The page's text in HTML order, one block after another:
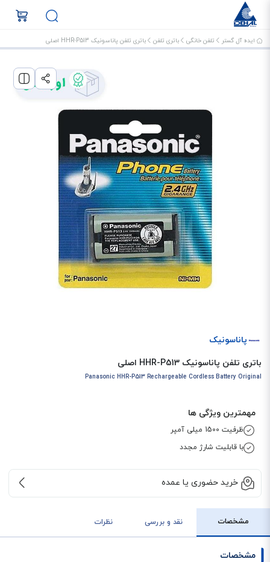
ایده آل گستر تلفن خانگی باتری تلفن باتری تلفن پاناسونیک HHR-P513 اصلی
پاناسونیک
باتری تلفن پاناسونیک HHR-P513 اصلی
Panasonic HHR-P513 Rechargeable Cordless Battery Original
مهمترین ویژگی ها
ظرفیت 1500 میلی آمپر
با قابلیت شارژ مجدد
خرید حضوری یا عمده
مشخصات نقد و بررسی نظرات
مشخصات